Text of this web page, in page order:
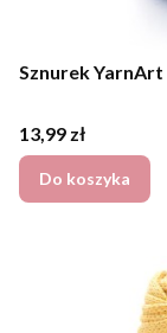
Cena
13,99 zł
Do koszyka